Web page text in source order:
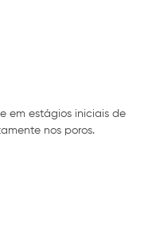
em estágios iniciais de
nos poros.